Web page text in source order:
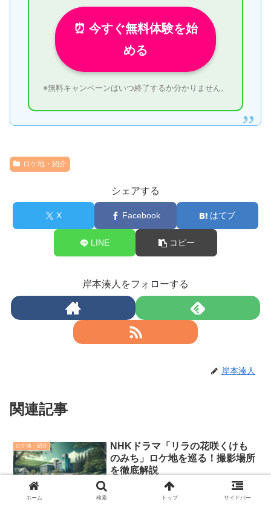
⏰ 今すぐ無料体験を始
める
※無料キャンペーンはいつ終了するか分かりません。
ロケ地・紹介
シェアする
X Facebook はてブ
LINE コピー
岸本湊人をフォローする
岸本湊人
関連記事
ロケ地・紹介
NHKドラマ「リラの花咲くけも
のみち」ロケ地を巡る！撮影場所
を徹底解説
NHK土曜ドラマ「リラの花咲くけものみ
ち」が2025年2月1日より放送スタート！
ホーム 検索 トップ サイドバー